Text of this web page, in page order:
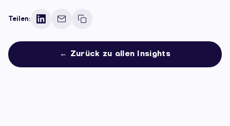
Teilen:
← Zurück zu allen Insights